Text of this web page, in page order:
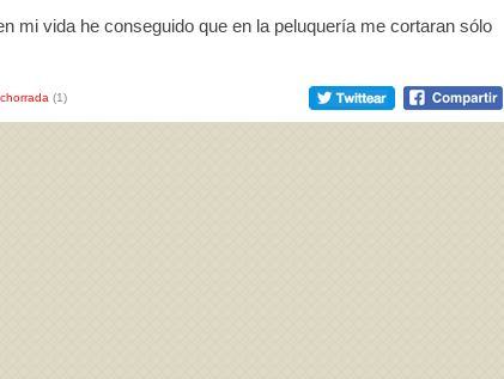
mi vida he conseguido que en la peluquería me cortaran sólo
(1)